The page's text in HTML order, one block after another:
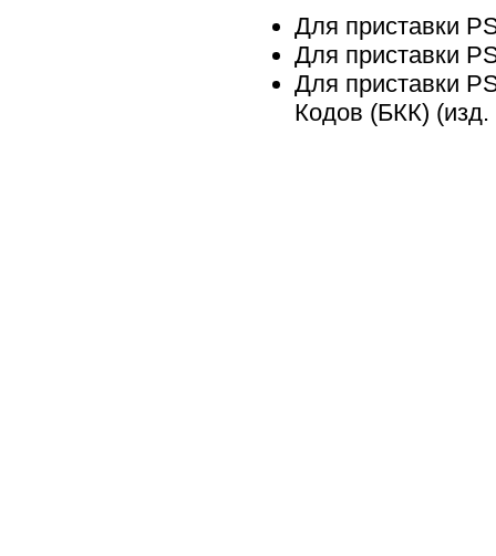
Для приставки
Для приставки
Для приставки
Кодов (БКК) (изд.